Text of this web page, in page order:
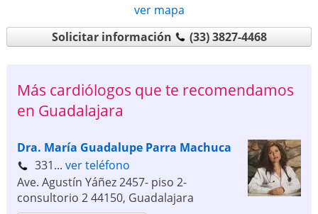
ver mapa
Solicitar información
(33) 3827-4468
Más cardiólogos que te recomendamos
en Guadalajara
Dra. María Guadalupe Parra Machuca
331... ver teléfono
Ave. Agustín Yáñez 2457- piso 2-
consultorio 244150, Guadalajara